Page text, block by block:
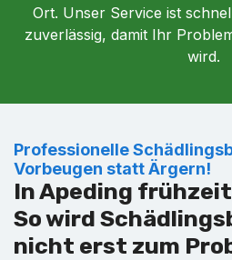
Ort. Unser Service ist
zuverlässig, damit Ihr
wird.
Professionelle
Vorbeugen statt Ärgern!
In Apeding
So wird
nicht erst zum